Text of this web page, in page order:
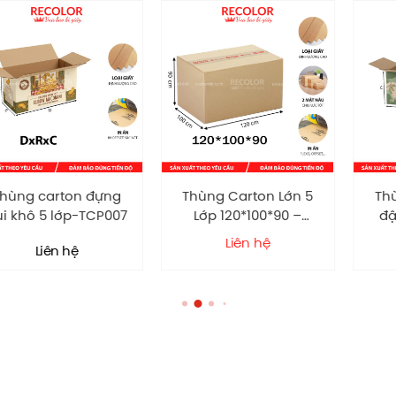
đựng mộc nhĩ khô
nhĩ khô chất lượng cao, giá xưởng và hỗ trợ in ấn
có khả năng cung cấp số lượng lớn trong thời gian ngắn.
chất lượng cao, không chỉ đáp ứng chính xác từng
triển thương hiệu.
đựng
lớp-TCP007
Thùng Carton Lớn 5
Lớp 120*100*90 –
Thùng
đậu hũ